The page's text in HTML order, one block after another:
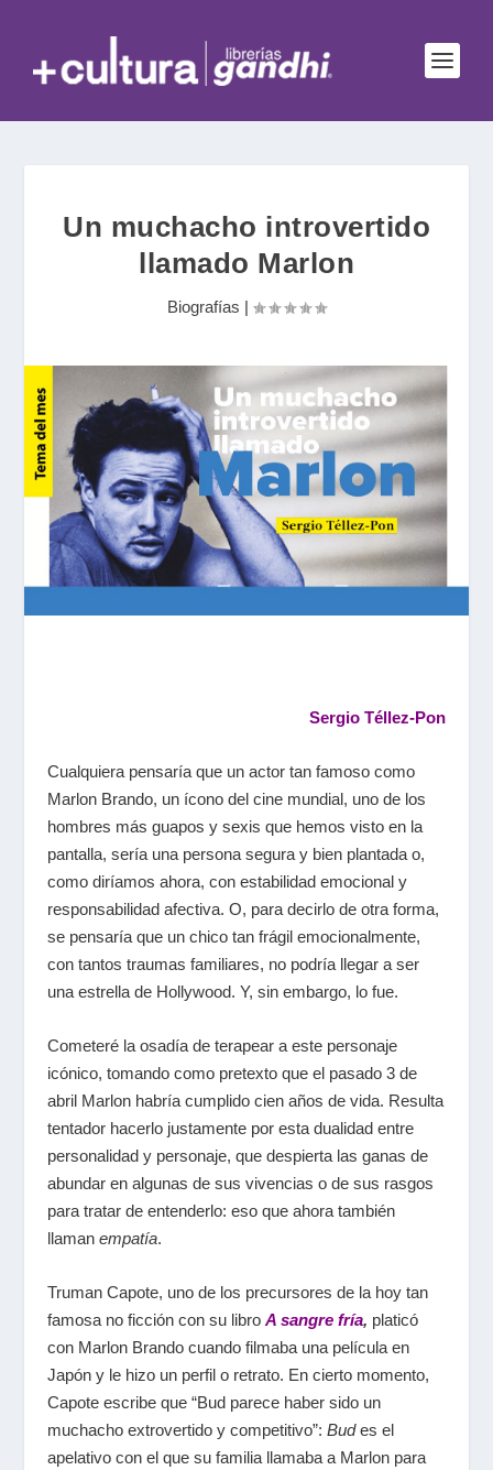
Un muchacho introvertido
llamado Marlon
Biografías |
Sergio Téllez-Pon
Cualquiera pensaría que un actor tan famoso como
Marlon Brando, un ícono del cine mundial, uno de los
hombres más guapos y sexis que hemos visto en la
pantalla, sería una persona segura y bien plantada o,
como diríamos ahora, con estabilidad emocional y
responsabilidad afectiva. O, para decirlo de otra forma,
se pensaría que un chico tan frágil emocionalmente,
con tantos traumas familiares, no podría llegar a ser
una estrella de Hollywood. Y, sin embargo, lo fue.
Cometeré la osadía de terapear a este personaje
icónico, tomando como pretexto que el pasado 3 de
abril Marlon habría cumplido cien años de vida. Resulta
tentador hacerlo justamente por esta dualidad entre
personalidad y personaje, que despierta las ganas de
abundar en algunas de sus vivencias o de sus rasgos
para tratar de entenderlo: eso que ahora también
llaman empatía.
Truman Capote, uno de los precursores de la hoy tan
famosa no ficción con su libro A sangre fría, platicó
con Marlon Brando cuando filmaba una película en
Japón y le hizo un perfil o retrato. En cierto momento,
Capote escribe que “Bud parece haber sido un
muchacho extrovertido y competitivo”: Budes el
apelativo con el que su familia llamaba a Marlon para